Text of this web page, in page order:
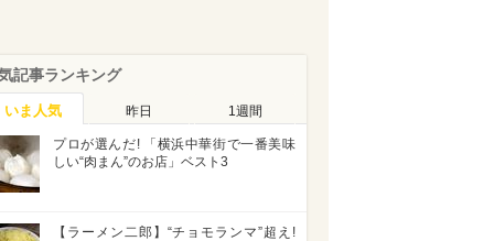
記事ランキング
いま人気 昨日 1週間
プロが選んだ! 「横浜中華街で一番美味
しい“肉まん”のお店」ベスト3
【ラーメン二郎】“チョモランマ”超え!